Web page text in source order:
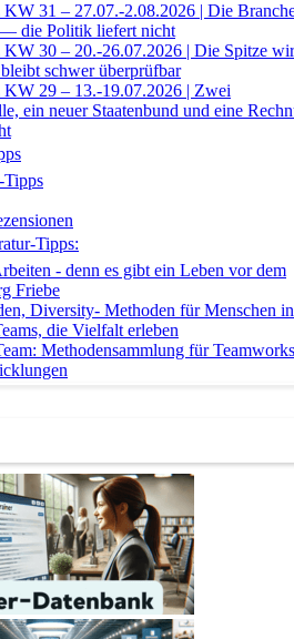
31 – 27.07.-2.08.2026 | Die
— die Politik liefert nicht
30 – 20.-26.07.2026 | Die Spitze
schwer überprüfbar
29 – 13.-19.07.2026 | Zwei
ein neuer Staatenbund und eine
Tipps
Tipps:
- denn es gibt ein Leben vor dem
Friebe
Diversity- Methoden für Menschen in
die Vielfalt erleben
Methodensammlung für